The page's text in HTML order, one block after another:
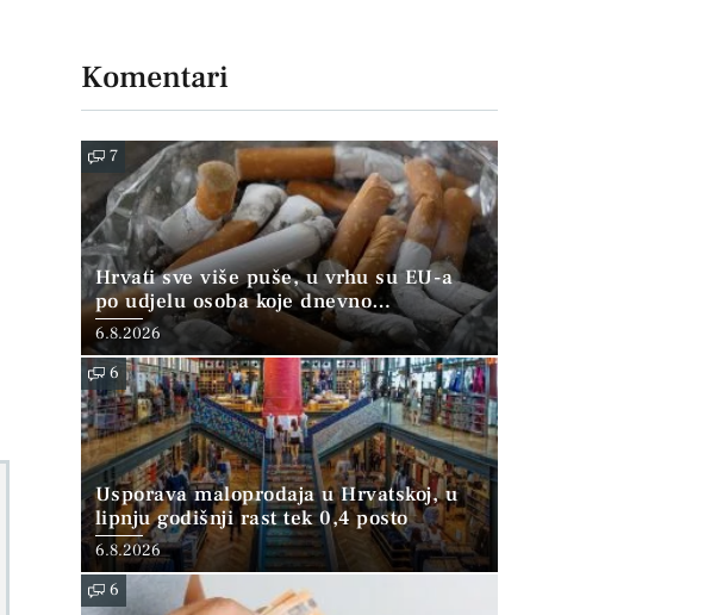
Komentari
7
Hrvati sve više puše, u vrhu su EU-a
po udjelu osoba koje dnevno
konzumiraju duhan
6.8.2026
6
Usporava maloprodaja u Hrvatskoj, u
lipnju godišnji rast tek 0,4 posto
6.8.2026
6